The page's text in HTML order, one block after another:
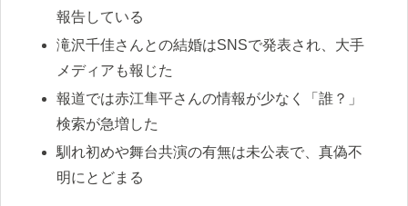
報告している
滝沢千佳さんとの結婚はSNSで発表され、大手
メディアも報じた
報道では赤江隼平さんの情報が少なく「誰？」
検索が急増した
馴れ初めや舞台共演の有無は未公表で、真偽不
明にとどまる